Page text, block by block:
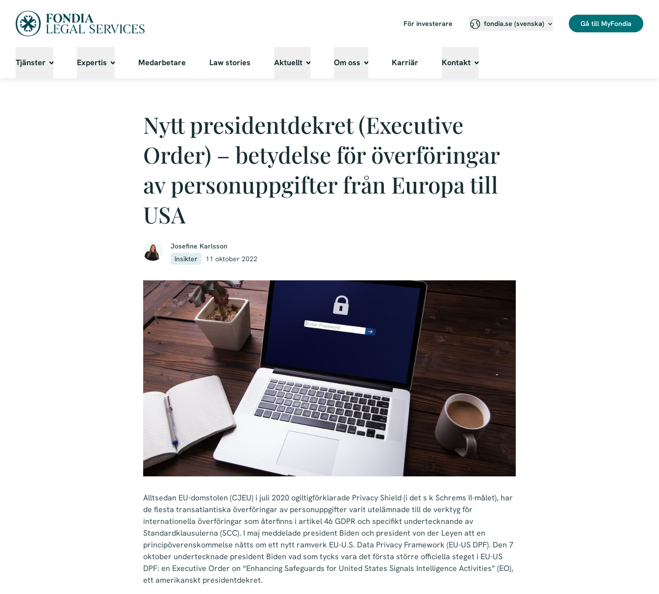
För investerare fondia.se (svenska)⁠ Gå till MyFondia
Tjänster Expertis Medarbetare Law stories Aktuellt Om oss Karriär Kontakt
Nytt presidentdekret (Executive
Order) – betydelse för överföringar
av personuppgifter från Europa till
USA
Josefine Karlsson
Insikter
11 oktober 2022
Alltsedan EU-domstolen (CJEU) i juli 2020 ogiltigförklarade Privacy Shield (i det s k Schrems II-målet), har
de flesta transatlantiska överföringar av personuppgifter varit utelämnade till de verktyg för
internationella överföringar som återfinns i artikel 46 GDPR och specifikt undertecknande av
Standardklausulerna (SCC). I maj meddelade president Biden och president von der Leyen att en
principöverenskommelse nåtts om ett nytt ramverk EU-U.S. Data Privacy Framework (EU-US DPF). Den 7
oktober undertecknade president Biden vad som tycks vara det första större officiella steget i EU-US
DPF: en Executive Order on “Enhancing Safeguards for United States Signals Intelligence Activities” (EO),
ett amerikanskt presidentdekret.